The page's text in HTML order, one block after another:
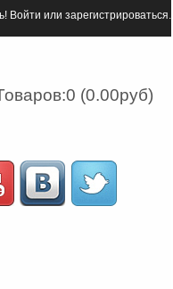
Войти или зарегистрироваться.
(0.00руб)